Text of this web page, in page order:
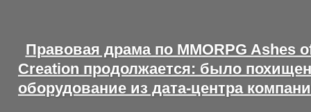
Правовая драма по MMORPG Ashes
Creation продолжается: было
оборудование из дата-центра